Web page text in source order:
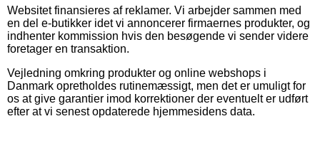
Websitet finansieres af reklamer. Vi arbejder sammen med
en del e-butikker idet vi annoncerer firmaernes produkter, og
indhenter kommission hvis den besøgende vi sender videre
foretager en transaktion.
Vejledning omkring produkter og online webshops i
Danmark opretholdes rutinemæssigt, men det er umuligt for
os at give garantier imod korrektioner der eventuelt er udført
efter at vi senest opdaterede hjemmesidens data.